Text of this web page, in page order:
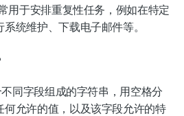
用于安排重复性任务，例如在特定
统维护、下载电子邮件等。
同字段组成的字符串，用空格分
何允许的值，以及该字段允许的特